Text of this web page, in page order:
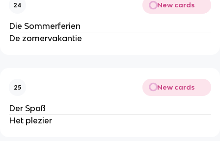
24 New cards
Die Sommerferien
De zomervakantie
25 New cards
Der Spaß
Het plezier